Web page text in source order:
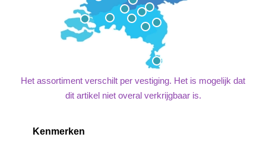
Het assortiment verschilt per vestiging. Het is mogelijk dat
dit artikel niet overal verkrijgbaar is.
Kenmerken